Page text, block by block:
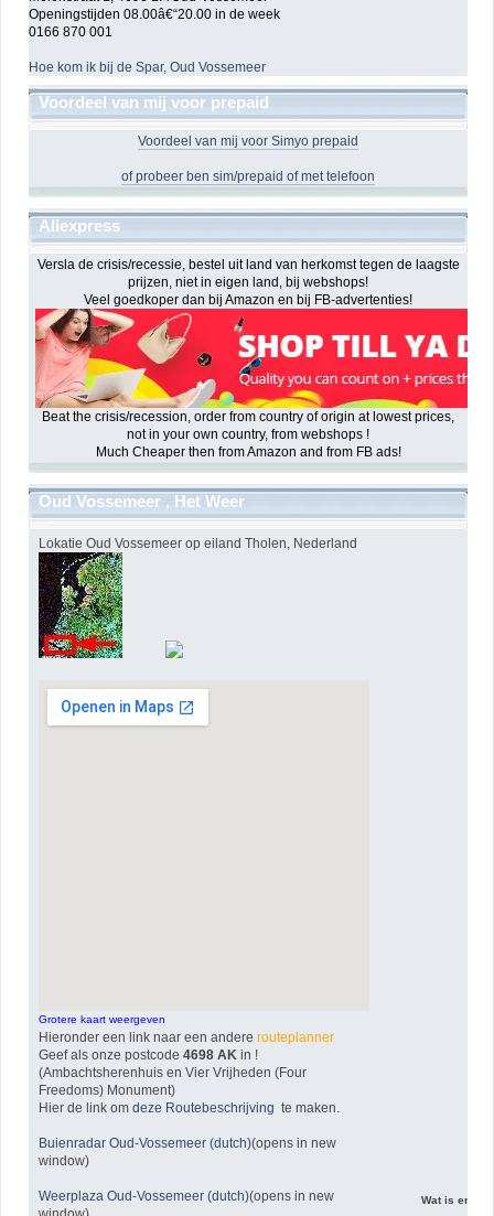
Openingstijden 08.00â€“20.00 in de week
0166 870 001
Hoe kom ik bij de Spar, Oud Vossemeer
Voordeel van mij voor prepaid
Voordeel van mij voor Simyo prepaid
of probeer ben sim/prepaid of met telefoon
Aliexpress
Versla de crisis/recessie, bestel uit land van herkomst tegen de laagste
prijzen, niet in eigen land, bij webshops!
Veel goedkoper dan bij Amazon en bij FB-advertenties!
Beat the crisis/recession, order from country of origin at lowest prices,
not in your own country, from webshops !
Much Cheaper then from Amazon and from FB ads!
Oud Vossemeer , Het Weer
Lokatie Oud Vossemeer op eiland Tholen, Nederland
Grotere kaart weergeven
Hieronder een link naar een andere routeplanner
Geef als onze postcode4698 AK in !
(Ambachtsherenhuis en Vier Vrijheden (Four
Freedoms) Monument)
Hier de link omdeze Routebeschrijving te maken.
Buienradar Oud-Vossemeer (dutch)(opens in new
window)
Weerplaza Oud-Vossemeer (dutch)(opens in new
Wat is er